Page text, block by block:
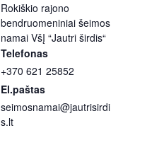
Rokiškio rajono
bendruomeniniai šeimos
namai VšĮ “Jautri širdis“
Telefonas
+370 621 25852
El.paštas
seimosnamai@jautrisirdi
s.lt